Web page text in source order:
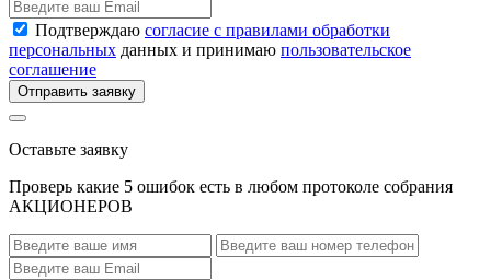
Подтверждаю согласие с правилами обработки
персональных данных и принимаю пользовательское
соглашение
Отправить заявку
Оставьте заявку
Проверь какие 5 ошибок есть в любом протоколе собрания
АКЦИОНЕРОВ